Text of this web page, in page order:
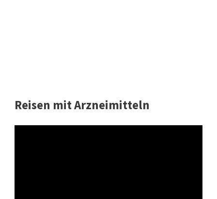
Reisen mit Arzneimitteln